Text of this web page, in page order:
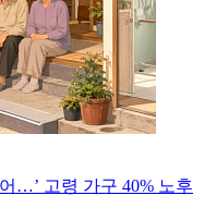
…’ 고령 가구 40% 노후